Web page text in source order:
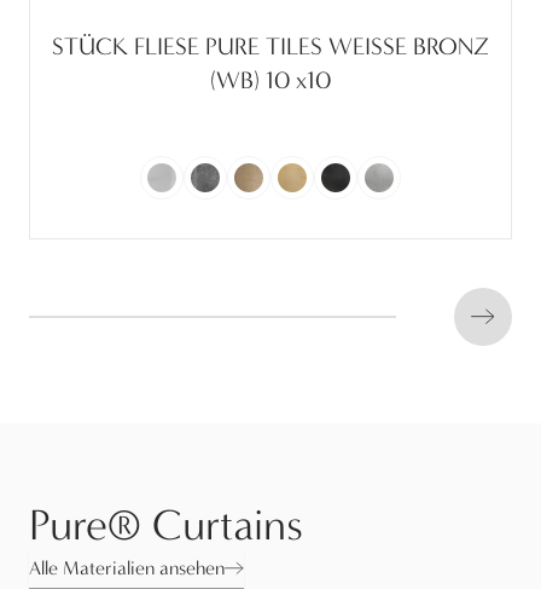
STÜCK FLIESE PURE TILES WEISSE BRONZ
(WB) 10 x10
Next
Pure® Curtains
Alle Materialien ansehen